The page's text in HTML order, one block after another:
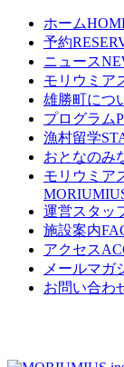
ホーム
予約
ニュース
モリウミア
雄勝町につ
プログラム
漁村留学
おとなのみ
モリウミア
運営スタッ
施設案内
アクセス
メールマガ
お問い合わ